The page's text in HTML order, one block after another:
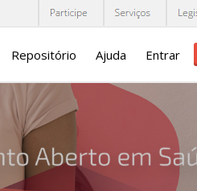
Repositório Ajuda Entrar